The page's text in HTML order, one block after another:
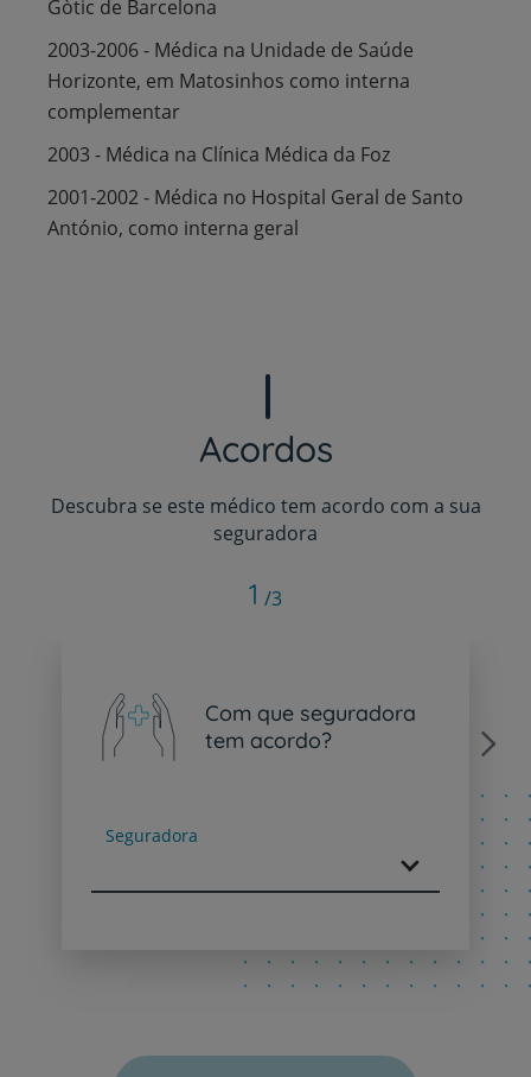
Gòtic de Barcelona
2003-2006 - Médica na Unidade de Saúde
Horizonte, em Matosinhos como interna
complementar
2003 - Médica na Clínica Médica da Foz
2001-2002 - Médica no Hospital Geral de Santo
António, como interna geral
Acordos
Descubra se este médico tem acordo com a sua
seguradora
Com que seguradora
tem acordo?
Seguradora
Next
1 /3